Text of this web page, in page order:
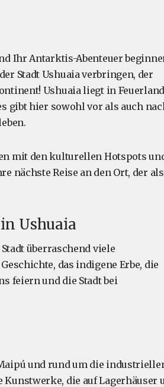
Ihr Antarktis-Abenteuer
Stadt Ushuaia verbringen, der
Ushuaia liegt in Feuerland
gibt hier sowohl vor als auch
mit den kulturellen Hotspots
nächste Reise an den Ort, der als
Ushuaia
überraschend viele
das indigene Erbe, die
feiern und die Stadt bei
und rund um die
Kunstwerke, die auf Lagerhäuser